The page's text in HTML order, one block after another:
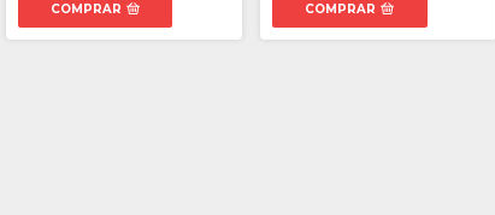
COMPRAR COMPRAR